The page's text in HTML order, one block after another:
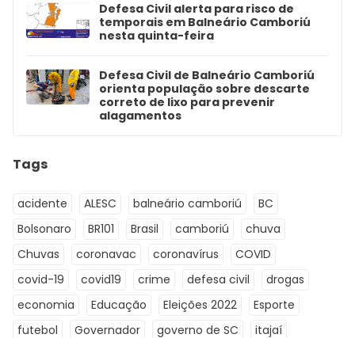
Defesa Civil alerta para risco de
temporais em Balneário Camboriú
nesta quinta-feira
Defesa Civil de Balneário Camboriú
orienta população sobre descarte
correto de lixo para prevenir
alagamentos
Tags
acidente ALESC balneário camboriú
BC
Bolsonaro
BR101 Brasil camboriú
chuva
Chuvas
coronavac coronavírus
COVID
covid-19
covid19 crime defesa civil
drogas
economia
Educação Eleições 2022
Esporte
futebol
Governador governo de SC
itajaí